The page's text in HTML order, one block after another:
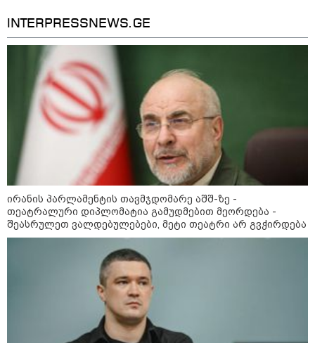
კატეგორიები
7
დღის ზოგადი
პროგნოზი
ეს დღე გამოირჩევა სტაბილური და მშვიდი ენერგიით. კარგი
პერიოდია დაწყებული საქმეების ბოლომდე მოსაყვანად,
ფინანსური საკითხების გადასამოწმებლად და სამუშაო
INTERPRESSNEWS.GE
ირანის პარლამენტის თავმჯდომარე აშშ-ზე -
თეატრალური დიპლომატია გამუდმებით მეორდება -
შეასრულეთ ვალდებულებები, მეტი თეატრი არ გვჭირდება